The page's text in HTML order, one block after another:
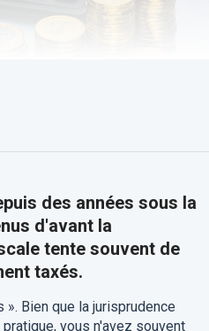
des années sous la
d'avant la
tente souvent de
taxés.
Bien que la jurisprudence
vous n'avez souvent